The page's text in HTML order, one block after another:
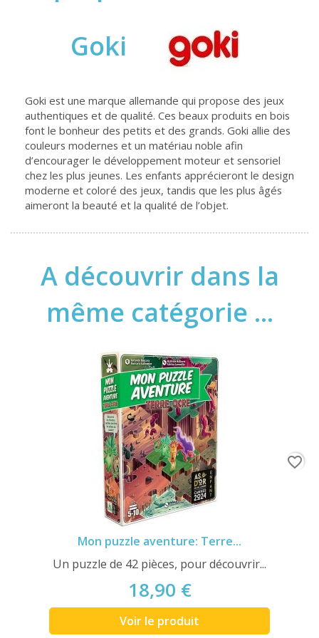
Goki
Goki est une marque allemande qui propose des jeux
authentiques et de qualité. Ces beaux produits en bois
font le bonheur des petits et des grands. Goki allie des
couleurs modernes et un matériau noble afin
d’encourager le développement moteur et sensoriel
chez les plus jeunes. Les enfants apprécieront le design
moderne et coloré des jeux, tandis que les plus âgés
aimeront la beauté et la qualité de l’objet.
A découvrir dans la
même catégorie ...
Mon puzzle aventure: Terre...
Un puzzle de 42 pièces, pour découvrir...
18,90 €
Voir le produit
favorite_border